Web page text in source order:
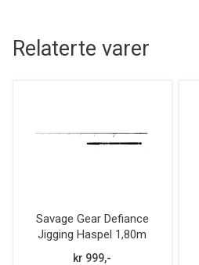
Relaterte varer
Savage Gear Defiance
Jigging Haspel 1,80m
kr 999,-